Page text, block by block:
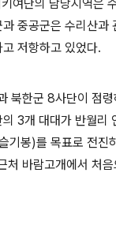
여단의 담당지역은
중공군은 수리산과
저항하고 있었다.
북한군 8사단이 점
3개 대대가 반월리
기봉)를 목표로 전진
처 바람고개에서 처